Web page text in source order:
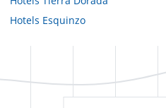
Hotels Esquinzo